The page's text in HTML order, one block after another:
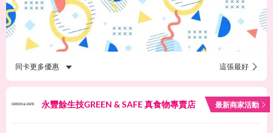
同卡更多優惠 這張最好
永豐餘生技GREEN & SAFE 真食物專賣店 最新商家活動